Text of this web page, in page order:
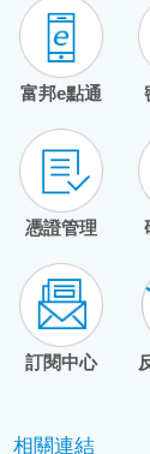
富邦e點通
憑證管理
訂閱中心
相關連結